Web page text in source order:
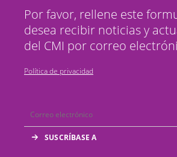
Por favor, rellene este
desea recibir noticias y
del CMI por correo
Política de privacidad